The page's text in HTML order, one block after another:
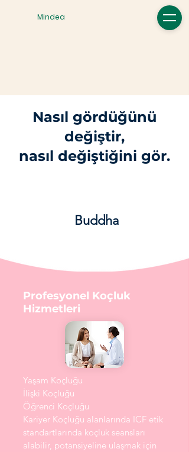
Mindea
Nasıl gördüğünü
değiştir,
nasıl değiştiğini gör.
Buddha
Profesyonel Koçluk
Hizmetleri
Yaşam Koçluğu
İlişki Koçluğu
Öğrenci Koçluğu
Kariyer Koçluğu alanlarında ICF etik
standartlarında koçluk seansları
alabilir, potansiyeline ulaşmak için